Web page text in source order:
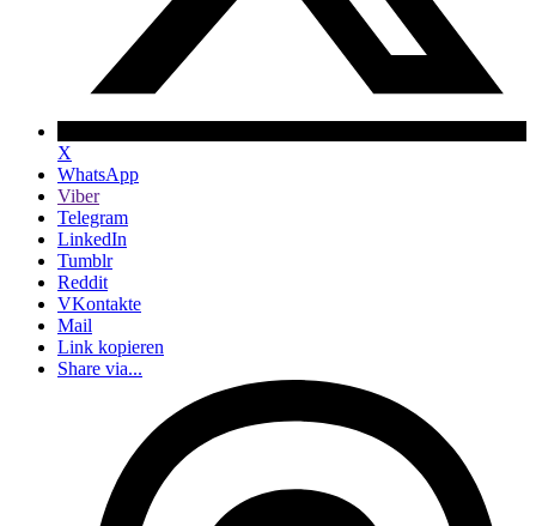
X
WhatsApp
Viber
Telegram
LinkedIn
Tumblr
Reddit
VKontakte
Mail
Link kopieren
Share via...